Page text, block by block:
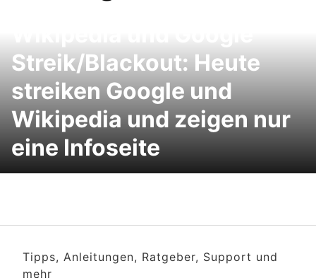
Streik/Blackout: Heute
streiken Google und
Wikipedia und zeigen nur
eine Infoseite
Tipps, Anleitungen, Ratgeber, Support und
mehr